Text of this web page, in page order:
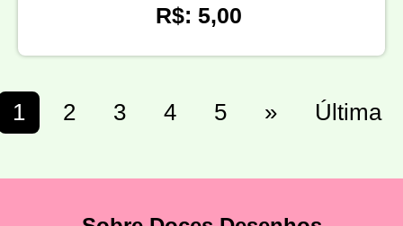
R$: 5,00
1 2 3 4 5 » Última